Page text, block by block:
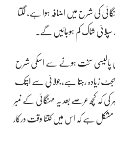
کی شرح میں اضافہ ہوا ہے، لگتا
شاک کم ہوجائیں گے۔
پالیسی سخت ہونے سے اسکی شرح
زیادہ رہتا ہے، جولائی سے ابتک
کہ کچھ عرصے بعد یہ مہنگائی کے نمبر
مشکل ہے کہ اس میں کتنا وقت درکار